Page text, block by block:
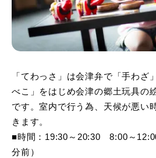
「てわっさ」は会津弁で「手わざ
べこ」をはじめ会津の郷土玩具の
です。室内で行う為、天候が悪い
きます。
■時間：19:30～20:30 8:00～
分前）